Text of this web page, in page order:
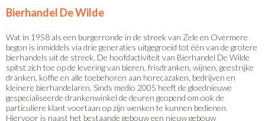
Bierhandel De Wilde
Wat in 1958 als een burgerronde in de streek van Zele en Overmere
begon is inmiddels via drie generaties uitgegroeid tot één van de grotere
bierhandels uit de streek. De hoofdactiviteit van Bierhandel De Wilde
spitst zich toe op de levering van bieren, frisdranken, wijnen, geestrijke
dranken, koffie en alle toebehoren aan horecazaken, bedrijven en
kleinere bierhandelaren. Sinds medio 2005 heeft de gloednieuwe
gespecialiseerde drankenwinkel de deuren geopend om ook de
particuliere klant voortaan op zijn wenken te kunnen bedienen.
Hiervoor is naast het bestaande gebouw een nieuw gebouw